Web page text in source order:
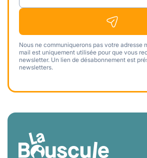
Nous ne communiquerons pas votre adresse
mail est uniquement utilisée pour que vous
newsletter. Un lien de désabonnement est
newsletters.